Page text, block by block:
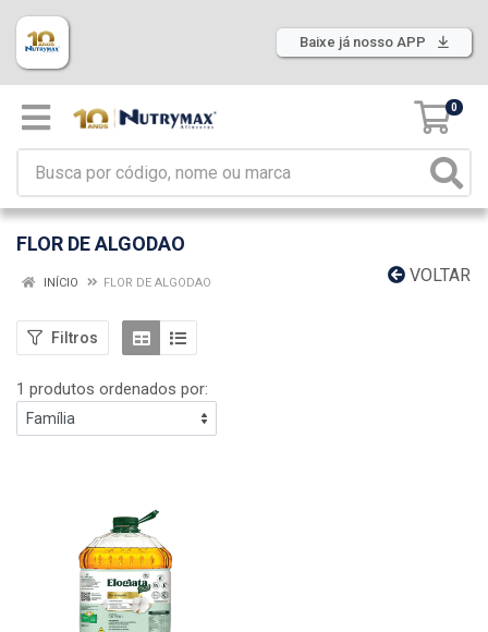
Baixe já nosso APP
0
FLOR DE ALGODAO
VOLTAR
INÍCIO FLOR DE ALGODAO
Filtros
1 produtos ordenados por: